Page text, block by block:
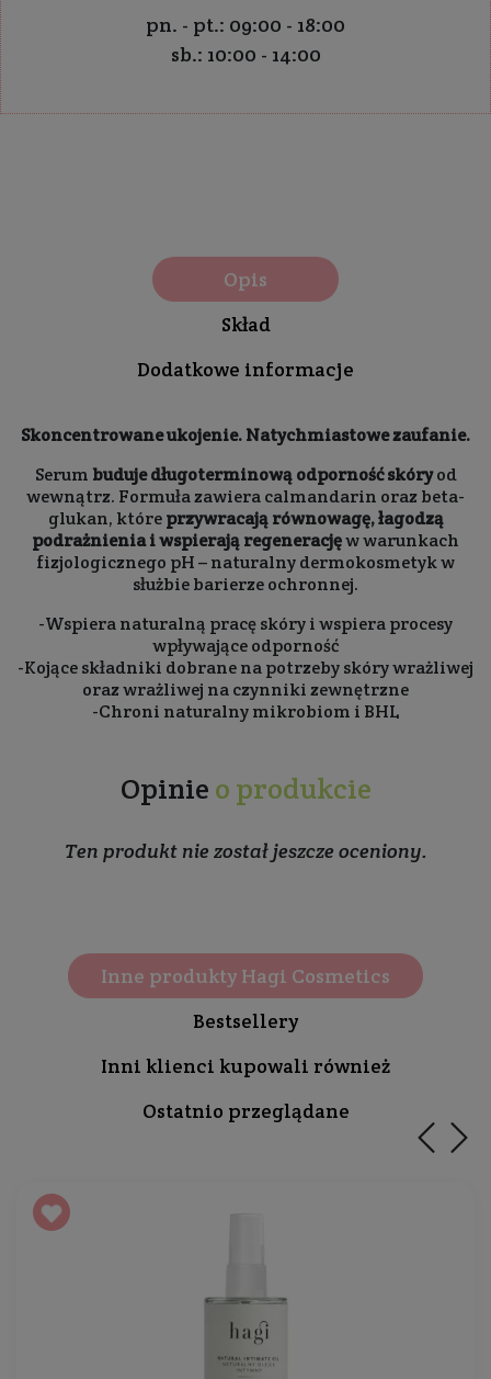
pn. - pt.: 09:00 - 18:00
sb.: 10:00 - 14:00
Opis
Skład
Dodatkowe informacje
Skoncentrowane ukojenie. Natychmiastowe zaufanie.
Serum buduje długoterminową odporność skóryod
wewnątrz. Formuła zawiera calmandarin oraz beta-
glukan, któreprzywracają równowagę, łagodzą
podrażnienia i wspierają regeneracjęw warunkach
fizjologicznego pH – naturalny dermokosmetyk w
służbie barierze ochronnej.
-Wspiera naturalną pracę skóry i wspiera procesy
wpływające odporność
-Kojące składniki dobrane na potrzeby skóry wrażliwej
oraz wrażliwej na czynniki zewnętrzne
-Chroni naturalny mikrobiom i BHL
Opinie o produkcie
Ten produkt nie został jeszcze oceniony.
Inne produkty Hagi Cosmetics
Bestsellery
Inni klienci kupowali również
Ostatnio przeglądane